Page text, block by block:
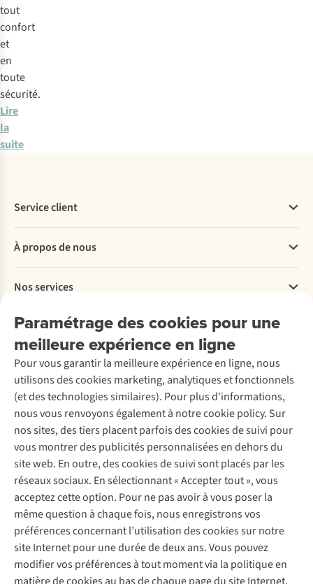
tout
confort
et
en
toute
sécurité.
Lire
la
suite
Paramétrage des cookies pour une
meilleure expérience en ligne
Pour vous garantir la meilleure expérience en ligne, nous
utilisons des cookies marketing, analytiques et fonctionnels
(et des technologies similaires). Pour plus d'informations,
nous vous renvoyons également à notre cookie policy. Sur
nos sites, des tiers placent parfois des cookies de suivi pour
vous montrer des publicités personnalisées en dehors du
site web. En outre, des cookies de suivi sont placés par les
réseaux sociaux. En sélectionnant « Accepter tout », vous
acceptez cette option. Pour ne pas avoir à vous poser la
même question à chaque fois, nous enregistrons vos
préférences concernant l’utilisation des cookies sur notre
site Internet pour une durée de deux ans. Vous pouvez
modifier vos préférences à tout moment via la politique en
Service client
Commander
Payer
Livraison
Rétractation d'une commande
Entretien & réparations
Garantie
Contactez-nous
À propos de nous
Explore More
À propos d’Ayacucho
Nos magasins
À propos d’A.S.Adventure
Déclaration d'accessibilité
Nos services
Location / Location sports d’hiver
Seconde-main
Entretien de ski
Service de lavage
Entretien de chaussures
Réparation de chaussures
Réparation de vêtements
Retouches
Pour les entreprises
Découvrez
Explore Camp
Gear Check
Expertise & conseils
Abonnez-vous à la newsletter
Suivez-nous
Mentions légales
Politique de confidentialité
Conditions générales
Cookie Policy